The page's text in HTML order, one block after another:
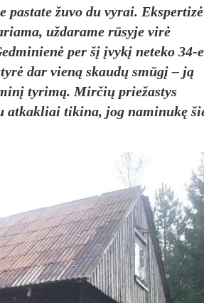
žuvo du vyrai. Ekspertizė
uždarame rūsyje virė
per šį įvykį neteko 34-
dar vieną skaudų smūgį – ją
tyrimą. Mirčių priežastys
atkakliai tikina, jog naminukę